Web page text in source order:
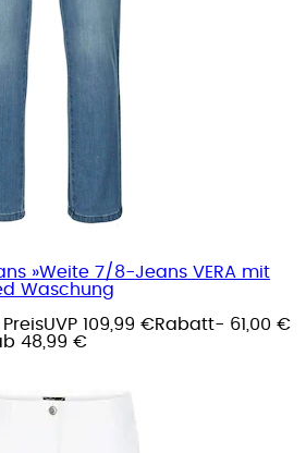
»Weite 7/8-Jeans VERA mit
Waschung
UVP 109,99 €Rabatt- 61,00 €
48,99 €